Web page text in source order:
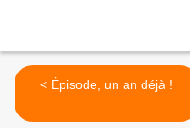
< Épisode, un an déjà !